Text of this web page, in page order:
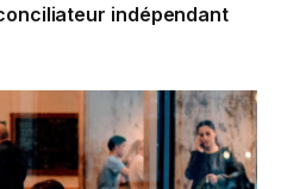
indépendant